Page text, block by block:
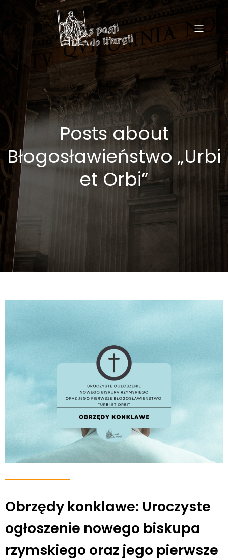
Posts about
Błogosławieństwo „Urbi
et Orbi”
Obrzędy konklawe: Uroczyste
ogłoszenie nowego biskupa
rzymskiego oraz jego pierwsze